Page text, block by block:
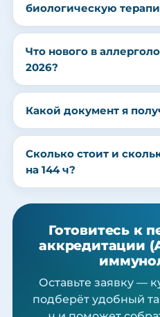
биологическую
Что нового в
2026?
Какой документ я
Сколько стоит и
на 144 ч?
Готовитесь к
аккредитации
Оставьте заявку —
подберёт удобный